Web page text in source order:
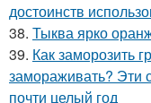
достоинств
38. Тыква ярко
39. Как заморозить
замораживать? Эти
почти целый год